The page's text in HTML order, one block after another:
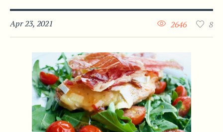
Apr 23, 2021 8
2646